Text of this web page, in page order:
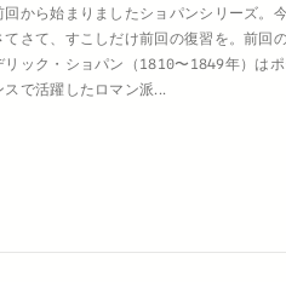
回から始まりましたショパンシリーズ。
てさて、すこしだけ前回の復習を。前回
リック・ショパン（1810〜1849年）は
スで活躍したロマン派...